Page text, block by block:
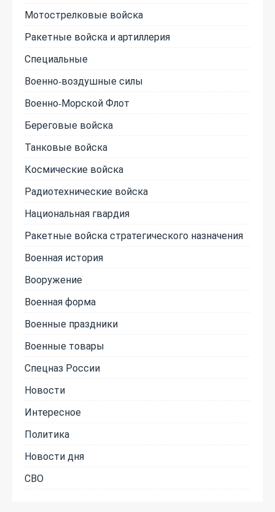
Мотострелковые войска
Ракетные войска и артиллерия
Специальные
Военно-воздушные силы
Военно-Морской Флот
Береговые войска
Танковые войска
Космические войска
Радиотехнические войска
Национальная гвардия
Ракетные войска стратегического назначения
Военная история
Вооружение
Военная форма
Военные праздники
Военные товары
Спецназ России
Новости
Интересное
Политика
Новости дня
СВО